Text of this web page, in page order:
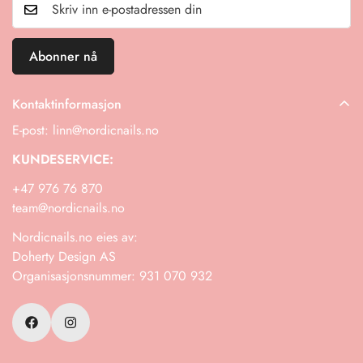
kontakt oss gjerne!
Abonner nå
Kontaktinformasjon
E-post: linn@nordicnails.no
KUNDESERVICE:
+47 976 76 870
team@nordicnails.no
Nordicnails.no eies av:
Doherty Design AS
Organisasjonsnummer: 931 070 932